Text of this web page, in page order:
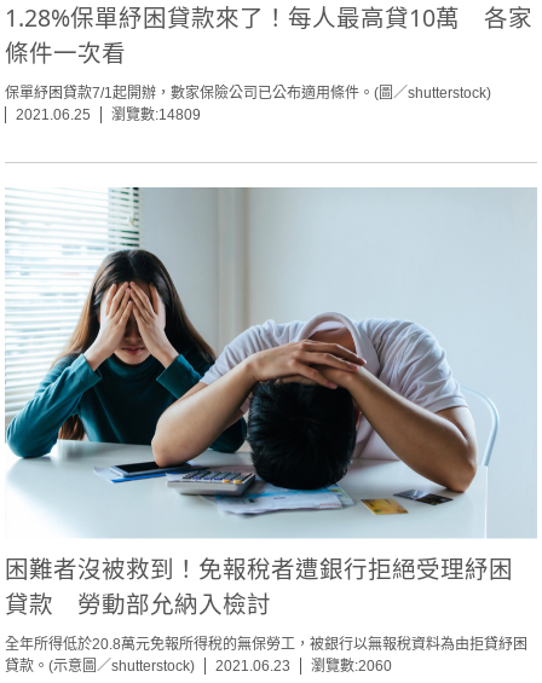
1.28%保單紓困貸款來了！每人最高貸10萬 各家
條件一次看
保單紓困貸款7/1起開辦，數家保險公司已公布適用條件。(圖／shutterstock)
2021.06.25
瀏覽數:14809
困難者沒被救到！免報稅者遭銀行拒絕受理紓困
貸款 勞動部允納入檢討
全年所得低於20.8萬元免報所得稅的無保勞工，被銀行以無報稅資料為由拒貸紓困
貸款。(示意圖／shutterstock)
2021.06.23 瀏覽數:2060